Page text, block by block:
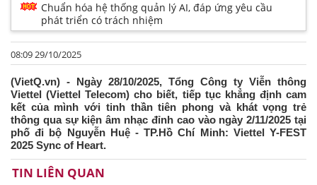
Chuẩn hóa hệ thống quản lý AI, đáp ứng yêu cầu
phát triển có trách nhiệm
08:09 29/10/2025
(VietQ.vn) - Ngày 28/10/2025, Tổng Công ty Viễn thông
Viettel (Viettel Telecom) cho biết, tiếp tục khẳng định cam
kết của mình với tinh thần tiên phong và khát vọng trẻ
thông qua sự kiện âm nhạc đỉnh cao vào ngày 2/11/2025 tại
phố đi bộ Nguyễn Huệ - TP.Hồ Chí Minh: Viettel Y-FEST
2025 Sync of Heart.
TIN LIÊN QUAN